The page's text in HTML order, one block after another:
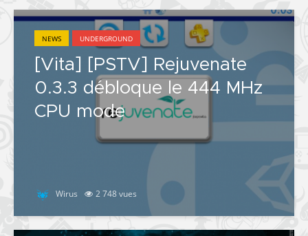
NEWS UNDERGROUND
[Vita] [PSTV] Rejuvenate
0.3.3 débloque le 444 MHz
CPU mode
Wirus 2 748 vues